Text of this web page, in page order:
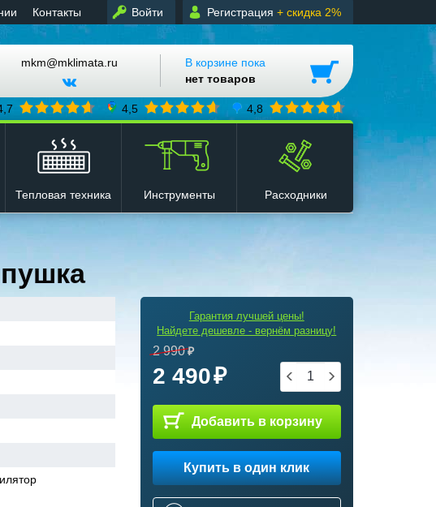
Войти Регистрация + скидка 2%
Контакты
mkm@mklimata.ru
В корзине пока
нет товаров
4,5 4,8
Тепловая техника Инструменты Расходники
Гарантия лучшей цены!
Найдете дешевле - вернём разницу!
2 990
2 490
Добавить в корзину
Купить в один клик